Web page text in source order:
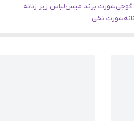
شورت برند میسلباس زیر زنانه
شورت نخی